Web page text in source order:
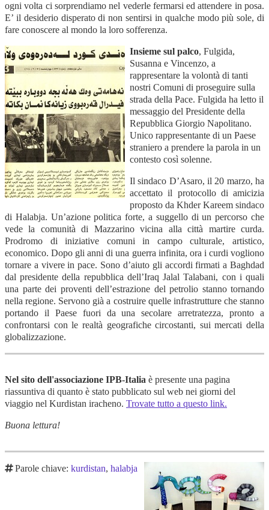
ogni volta ci sorprendiamo nel vederle fermarsi ed attendere in posa.
E’ il desiderio disperato di non sentirsi in qualche modo più sole, di
fare conoscere al mondo la loro sofferenza.
Insieme sul palco, Fulgida,
Susanna e Vincenzo, a
rappresentare la volontà di tanti
nostri Comuni di proseguire sulla
strada della Pace. Fulgida ha letto il
messaggio del Presidente della
Repubblica Giorgio Napolitano.
Unico rappresentante di un Paese
straniero a prendere la parola in un
contesto così solenne.
Il sindaco D’Asaro, il 20 marzo, ha
accettato il protocollo di amicizia
proposto da Khder Kareem sindaco
di Halabja. Un’azione politica forte, a suggello di un percorso che
vede la comunità di Mazzarino vicina alla città martire curda.
Prodromo di iniziative comuni in campo culturale, artistico,
economico. Dopo gli anni di una guerra infinita, ora i curdi vogliono
tornare a vivere in pace. Sono d’aiuto gli accordi firmati a Baghdad
dal presidente della repubblica dell’Iraq Jalal Talabani, con i quali
una parte dei proventi dell’estrazione del petrolio stanno tornando
nella regione. Servono già a costruire quelle infrastrutture che stanno
portando il Paese fuori da una secolare arretratezza, pronto a
confrontarsi con le realtà geografiche circostanti, sui mercati della
globalizzazione.
Nel sito dell'associazione IPB-Italia è presente una pagina
riassuntiva di quanto è stato pubblicato sul web nei giorni del
viaggio nel Kurdistan iracheno. Trovate tutto a questo link.
Buona lettura!
Parole chiave:kurdistan,halabja